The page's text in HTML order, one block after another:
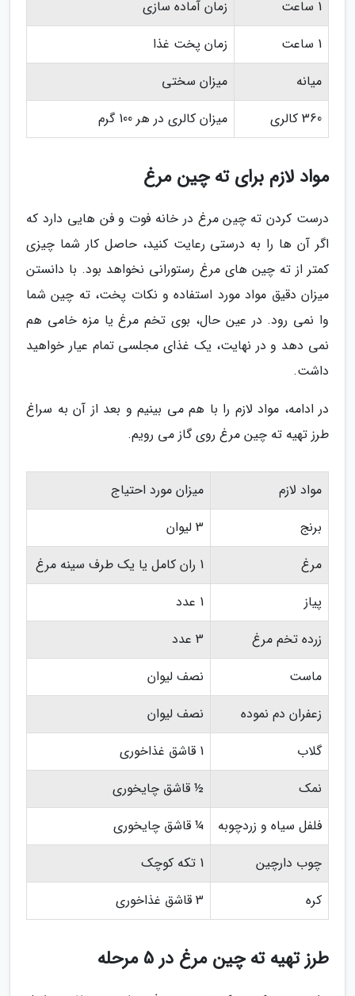
1 ساعت
زمان آماده سازی
1 ساعت
زمان پخت غذا
میانه
میزان سختی
360 کالری
میزان کالری در هر 100 گرم
مواد لازم برای ته چین مرغ
درست کردن ته چین مرغ در خانه فوت و فن هایی دارد که
اگر آن ها را به درستی رعایت کنید، حاصل کار شما چیزی
کمتر از ته چین های مرغ رستورانی نخواهد بود. با دانستن
میزان دقیق مواد مورد استفاده و نکات پخت، ته چین شما
وا نمی رود. در عین حال، بوی تخم مرغ یا مزه خامی هم
نمی دهد و در نهایت، یک غذای مجلسی تمام عیار خواهید
داشت.
در ادامه، مواد لازم را با هم می بینیم و بعد از آن به سراغ
طرز تهیه ته چین مرغ روی گاز می رویم.
مواد لازم
میزان مورد احتیاج
برنج
3 لیوان
مرغ
1 ران کامل یا یک طرف سینه مرغ
پیاز
1 عدد
زرده تخم مرغ
3 عدد
ماست
نصف لیوان
زعفران دم نموده
نصف لیوان
گلاب
1 قاشق غذاخوری
نمک
½ قاشق چایخوری
فلفل سیاه و زردچوبه
¼ قاشق چایخوری
چوب دارچین
1 تکه کوچک
کره
3 قاشق غذاخوری
طرز تهیه ته چین مرغ در 5 مرحله